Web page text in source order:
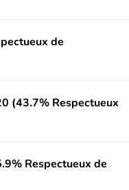
de
(43.7% Respectueux
Respectueux de